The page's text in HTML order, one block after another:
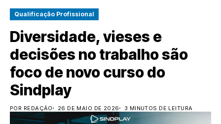
Qualificação Profissional
Diversidade, vieses e
decisões no trabalho são
foco de novo curso do
Sindplay
POR REDAÇÃO 26 DE MAIO DE 2026 3 MINUTOS DE LEITURA